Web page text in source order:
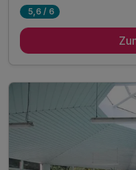
2 x reichhaltiges
kostenfreier Parkplatz
Wohlfühlstunden im
Innen- & Außenpool mit
5,6 / 6